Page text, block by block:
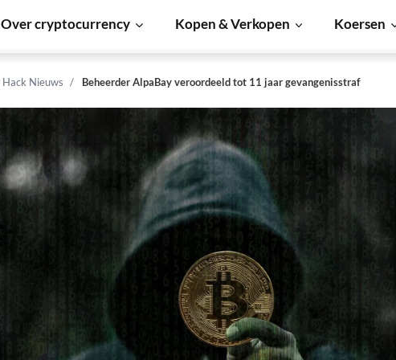
Over cryptocurrency Kopen & Verkopen Koersen
Hack Nieuws Beheerder AlpaBay veroordeeld tot 11 jaar gevangenisstraf